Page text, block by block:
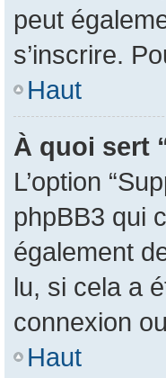
peut
s’inscrire.
Haut
À quoi sert
L’option
phpBB3 qui
également
lu, si cela a
connexion
Haut